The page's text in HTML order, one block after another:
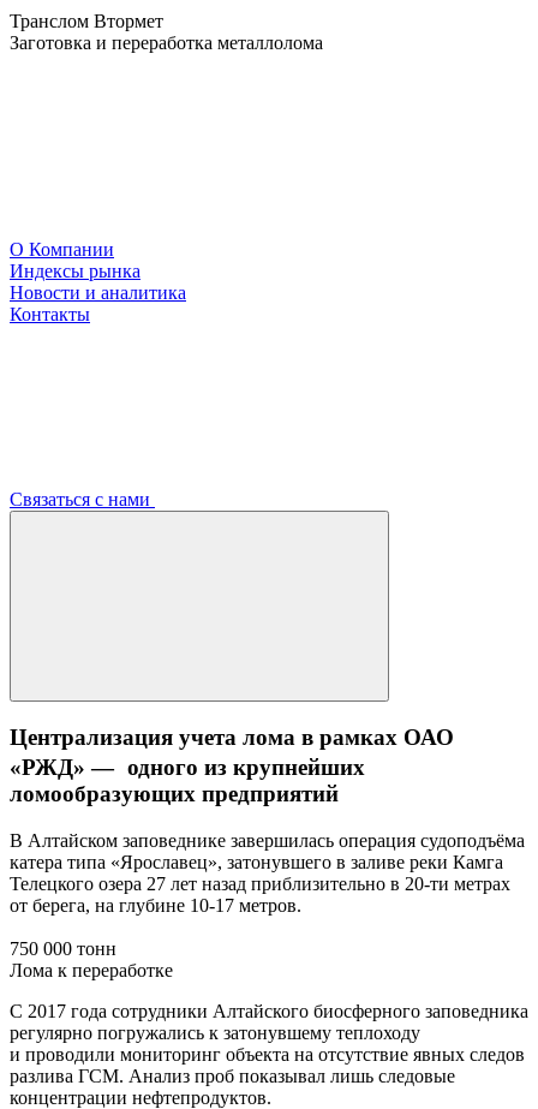
Транслом Втормет
Заготовка и переработка металлолома
О Компании
Индексы рынка
Новости и аналитика
Контакты
Связаться с нами
Централизация учета лома в рамках ОАО
«РЖД» — одного из крупнейших
ломообразующих предприятий
В Алтайском заповеднике завершилась операция судоподъёма
катера типа «Ярославец», затонувшего в заливе реки Камга
Телецкого озера 27 лет назад приблизительно в 20-ти метрах
от берега, на глубине 10-17 метров.
750 000 тонн
Лома к переработке
С 2017 года сотрудники Алтайского биосферного заповедника
регулярно погружались к затонувшему теплоходу
и проводили мониторинг объекта на отсутствие явных следов
разлива ГСМ. Анализ проб показывал лишь следовые
концентрации нефтепродуктов.